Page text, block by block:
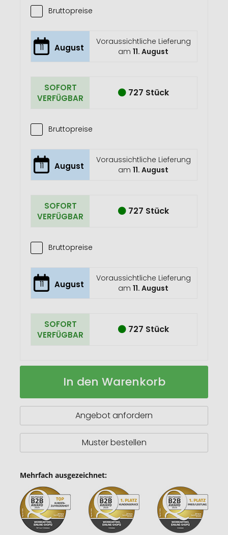
Bruttopreise
11 August
Voraussichtliche Lieferung
am11. August
SOFORT
VERFÜGBAR
727 Stück
Bruttopreise
11 August
Voraussichtliche Lieferung
am11. August
SOFORT
VERFÜGBAR
727 Stück
Bruttopreise
11 August
Voraussichtliche Lieferung
am11. August
SOFORT
VERFÜGBAR
727 Stück
Auslaufgeschützte
Auf
In den Warenkorb
Angebot anfordern
Muster bestellen
Mehrfach ausgezeichnet: